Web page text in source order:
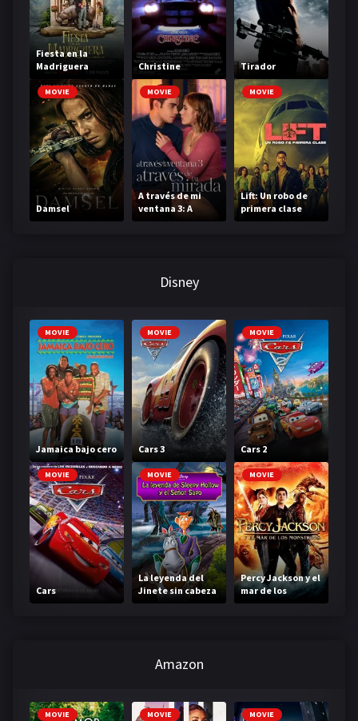
Fiesta en la
Madriguera
Christine Tirador
MOVIE
Damsel
MOVIE
A través de mi
ventana 3: A
través de tu
MOVIE
Lift: Un robo de
primera clase
Disney
MOVIE
Jamaica bajo cero
MOVIE
Cars 3
MOVIE
Cars 2
MOVIE
Cars
MOVIE
La leyenda del
Jinete sin cabeza
MOVIE
Percy Jackson y el
mar de los
monstruos
Amazon
MOVIE MOVIE MOVIE